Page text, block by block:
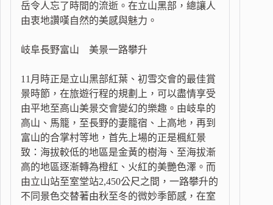
岳令人忘了時間的流逝。在立山黑部，總讓人
由衷地讚嘆自然的美感與魅力。
岐阜長野富山 美景一路攀升
11月時正是立山黑部紅葉、初雪交會的最佳賞
景時節，在旅遊行程的規劃上，可以盡情享受
由平地至高山美景交會變幻的樂趣。由岐阜的
高山、馬籠，至長野的妻籠宿、上高地，再到
富山的合掌村等地，首先上場的正是楓紅景
致：海拔較低的地區是金黃的樹海、至海拔漸
高的地區逐漸轉為橙紅、火紅的美艷色澤。而
由立山站至室堂站2,450公尺之間，一路攀升的
不同景色交替著由秋至冬的微妙季節感，在室